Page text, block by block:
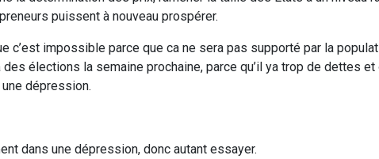
puissent à nouveau prospérer.
c’est impossible parce que ca ne sera pas supporté par la
élections la semaine prochaine, parce qu’il ya trop de dettes
dépression.
dans une dépression, donc autant essayer.